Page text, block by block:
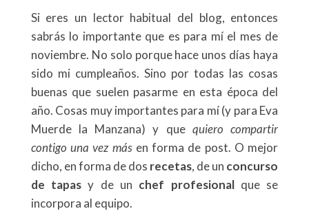
Si eres un lector habitual del blog, entonces
sabrás lo importante que es para mí el mes de
noviembre. No solo porque hace unos días haya
sido mi cumpleaños. Sino por todas las cosas
buenas que suelen pasarme en esta época del
año. Cosas muy importantes para mí (y para Eva
Muerde la Manzana) y que quiero compartir
contigo una vez másen forma de post. O mejor
dicho, en forma de dos recetas, de un concurso
de tapas y de un chef profesionalque se
incorpora al equipo.